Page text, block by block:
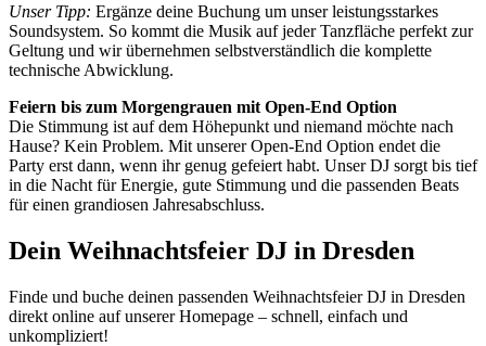
Unser Tipp: Ergänze deine Buchung um unser leistungsstarkes
Soundsystem. So kommt die Musik auf jeder Tanzfläche perfekt zur
Geltung und wir übernehmen selbstverständlich die komplette
technische Abwicklung.
Feiern bis zum Morgengrauen mit Open-End Option
Die Stimmung ist auf dem Höhepunkt und niemand möchte nach
Hause? Kein Problem. Mit unserer Open-End Option endet die
Party erst dann, wenn ihr genug gefeiert habt. Unser DJ sorgt bis tief
in die Nacht für Energie, gute Stimmung und die passenden Beats
für einen grandiosen Jahresabschluss.
Dein Weihnachtsfeier DJ in Dresden
Finde und buche deinen passenden Weihnachtsfeier DJ in Dresden
direkt online auf unserer Homepage – schnell, einfach und
unkompliziert!